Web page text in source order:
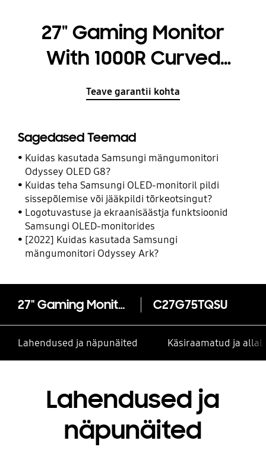
27" Gaming Monitor
With 1000R Curved
Screen
Teave garantii kohta
Sagedased Teemad
Kuidas kasutada Samsungi mängumonitori
Odyssey OLED G8?
Kuidas teha Samsungi OLED-monitoril pildi
sissepõlemise või jääkpildi tõrkeotsingut?
Logotuvastuse ja ekraanisäästja funktsioonid
Samsungi OLED-monitorides
[2022] Kuidas kasutada Samsungi
mängumonitori Odyssey Ark?
27" Gaming Monitor With 1000R Curved Screen C27G75TQSU
Lahendused ja näpunäited Käsiraamatud ja
Lahendused ja
näpunäited